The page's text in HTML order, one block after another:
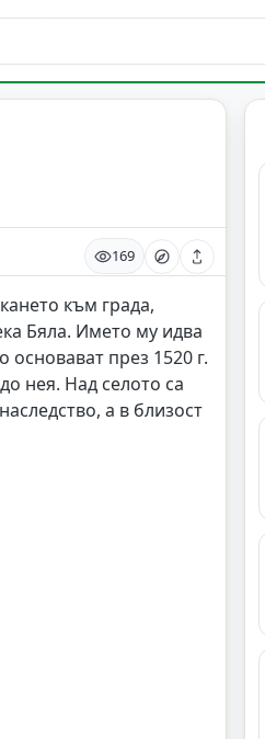
169
към града,
Бяла. Името му идва
през 1520 г.
нея. Над селото са
а в близост